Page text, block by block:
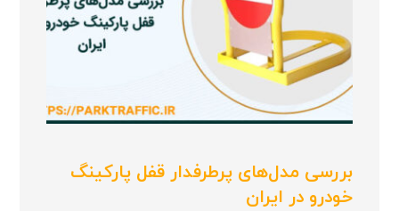
بررسی مدل‌های پرطرفدار قفل پارکینگ
خودرو در ایران